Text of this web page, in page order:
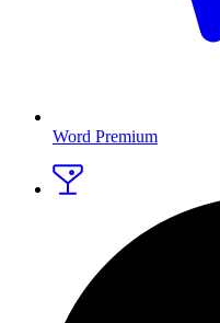
Word Premium